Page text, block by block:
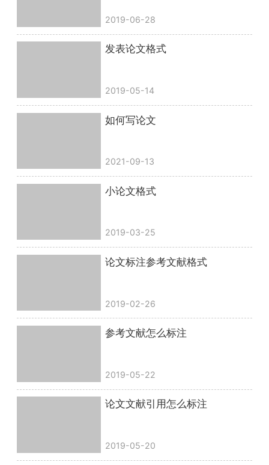
2019-06-28
发表论文格式
2019-05-14
如何写论文
2021-09-13
小论文格式
2019-03-25
论文标注参考文献格式
2019-02-26
参考文献怎么标注
2019-05-22
论文文献引用怎么标注
2019-05-20